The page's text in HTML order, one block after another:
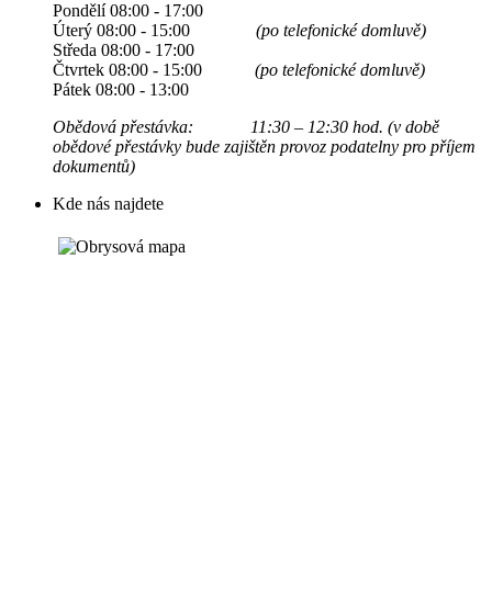
Pondělí 08:00 - 17:00
Úterý 08:00 - 15:00 (po telefonické domluvě)
Středa 08:00 - 17:00
Čtvrtek 08:00 - 15:00 (po telefonické domluvě)
Pátek 08:00 - 13:00
Obědová přestávka: 11:30 – 12:30 hod. (v době
obědové přestávky bude zajištěn provoz podatelny pro příjem
dokumentů)
Kde nás najdete